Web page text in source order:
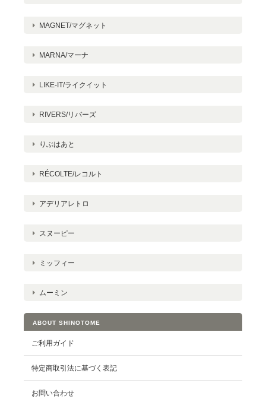
MAGNET/マグネット
MARNA/マーナ
LIKE-IT/ライクイット
RIVERS/リバーズ
りぶはあと
RÉCOLTE/レコルト
アデリアレトロ
スヌーピー
ミッフィー
ムーミン
ABOUT SHINOTOME
ご利用ガイド
特定商取引法に基づく表記
お問い合わせ